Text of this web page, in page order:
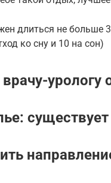
длиться не больше
ко сну и 10 на сон)
урологу